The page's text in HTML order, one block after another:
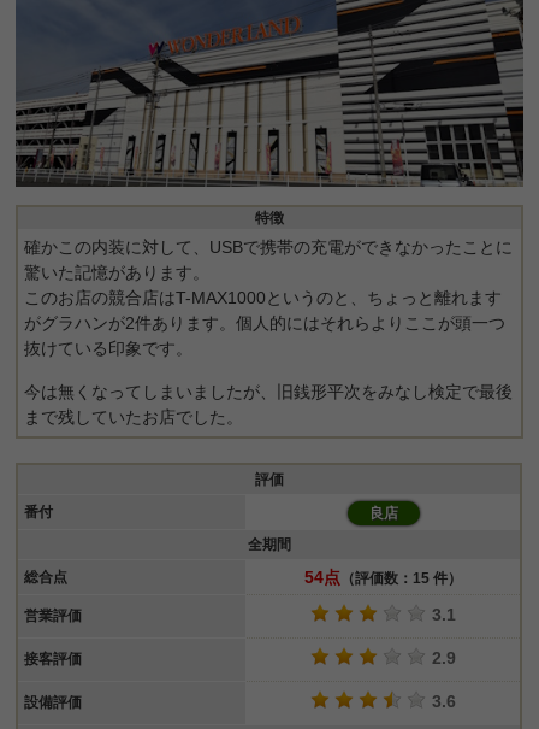
特徴
確かこの内装に対して、USBで携帯の充電ができなかったことに
驚いた記憶があります。
このお店の競合店はT-MAX1000というのと、ちょっと離れます
がグラハンが2件あります。個人的にはそれらよりここが頭一つ
抜けている印象です。
今は無くなってしまいましたが、旧銭形平次をみなし検定で最後
まで残していたお店でした。
評価
番付
良店
全期間
総合点
54点 （評価数：15 件）
営業評価 3.1
接客評価 2.9
設備評価 3.6